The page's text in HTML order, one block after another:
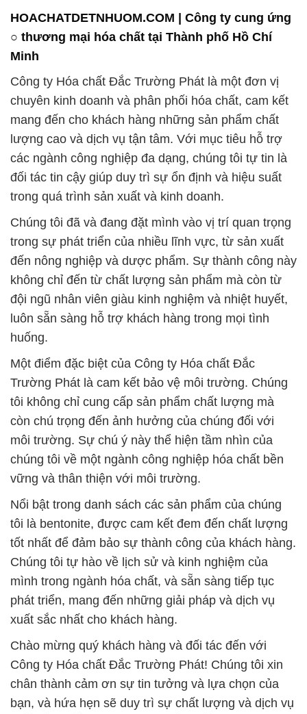
HOACHATDETNHUOM.COM | Công ty cung ứng
○ thương mại hóa chất tại Thành phố Hồ Chí
Minh
Công ty Hóa chất Đắc Trường Phát là một đơn vị
chuyên kinh doanh và phân phối hóa chất, cam kết
mang đến cho khách hàng những sản phẩm chất
lượng cao và dịch vụ tận tâm. Với mục tiêu hỗ trợ
các ngành công nghiệp đa dạng, chúng tôi tự tin là
đối tác tin cậy giúp duy trì sự ổn định và hiệu suất
trong quá trình sản xuất và kinh doanh.
Chúng tôi đã và đang đặt mình vào vị trí quan trọng
trong sự phát triển của nhiều lĩnh vực, từ sản xuất
đến nông nghiệp và dược phẩm. Sự thành công này
không chỉ đến từ chất lượng sản phẩm mà còn từ
đội ngũ nhân viên giàu kinh nghiệm và nhiệt huyết,
luôn sẵn sàng hỗ trợ khách hàng trong mọi tình
huống.
Một điểm đặc biệt của Công ty Hóa chất Đắc
Trường Phát là cam kết bảo vệ môi trường. Chúng
tôi không chỉ cung cấp sản phẩm chất lượng mà
còn chú trọng đến ảnh hưởng của chúng đối với
môi trường. Sự chú ý này thể hiện tầm nhìn của
chúng tôi về một ngành công nghiệp hóa chất bền
vững và thân thiện với môi trường.
Nổi bật trong danh sách các sản phẩm của chúng
tôi là bentonite, được cam kết đem đến chất lượng
tốt nhất để đảm bảo sự thành công của khách hàng.
Chúng tôi tự hào về lịch sử và kinh nghiệm của
mình trong ngành hóa chất, và sẵn sàng tiếp tục
phát triển, mang đến những giải pháp và dịch vụ
xuất sắc nhất cho khách hàng.
Chào mừng quý khách hàng và đối tác đến với
Công ty Hóa chất Đắc Trường Phát! Chúng tôi xin
chân thành cảm ơn sự tin tưởng và lựa chọn của
bạn, và hứa hẹn sẽ duy trì sự chất lượng và dịch vụ